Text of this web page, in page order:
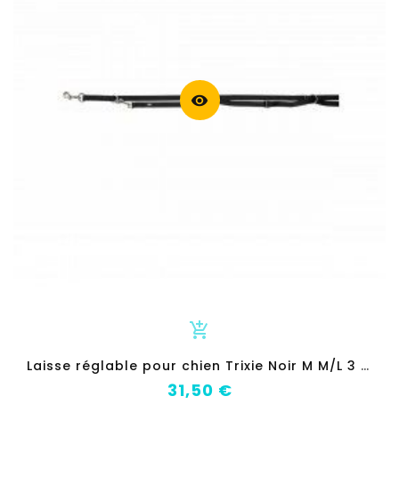
visibility
add_shopping_cart
L
aisse réglable pour chien Trixie Noir M M/L 3 m
Prix
31,50 €